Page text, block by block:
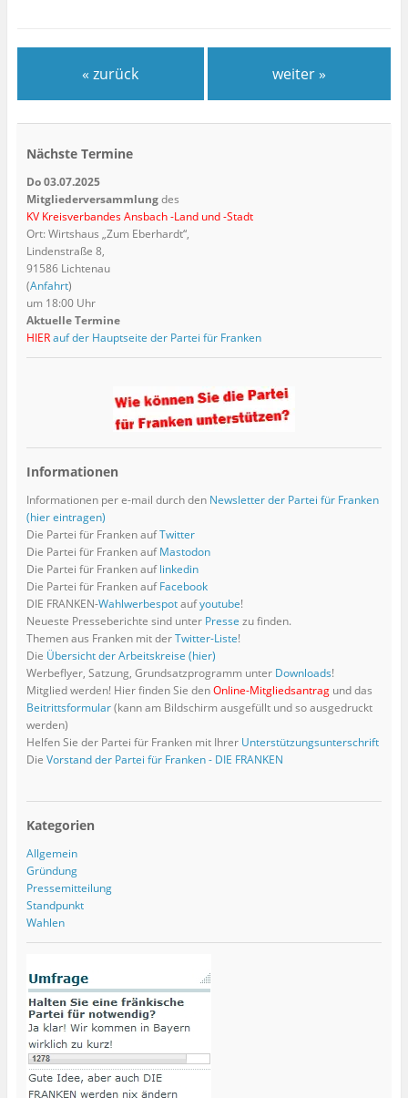
« zurück weiter »
Nächste Termine
Do 03.07.2025
Mitgliederversammlungdes
KV Kreisverbandes Ansbach -Land und -Stadt
Ort: Wirtshaus „Zum Eberhardt“,
Lindenstraße 8,
91586 Lichtenau
(Anfahrt)
um 18:00 Uhr
Aktuelle Termine
HIERauf der Hauptseite der Partei für Franken
Informationen
Informationen per e-mail durch den Newsletter der Partei für Franken
(hier eintragen)
Die Partei für Franken aufTwitter
Die Partei für Franken aufMastodon
Die Partei für Franken auflinkedin
Die Partei für Franken aufFacebook
DIE FRANKEN-Wahlwerbespotaufyoutube!
Neueste Presseberichte sind unter Presse zu finden.
Themen aus Franken mit derTwitter-Liste!
Die Übersicht der Arbeitskreise (hier)
Werbeflyer, Satzung, Grundsatzprogramm unter Downloads!
Mitglied werden! Hier finden Sie denOnline-Mitgliedsantragund das
Beitrittsformular(kann am Bildschirm ausgefüllt und so ausgedruckt
werden)
Helfen Sie der Partei für Franken mit Ihrer Unterstützungsunterschrift
Die Vorstand der Partei für Franken - DIE FRANKEN
Kategorien
Allgemein
Gründung
Pressemitteilung
Standpunkt
Wahlen